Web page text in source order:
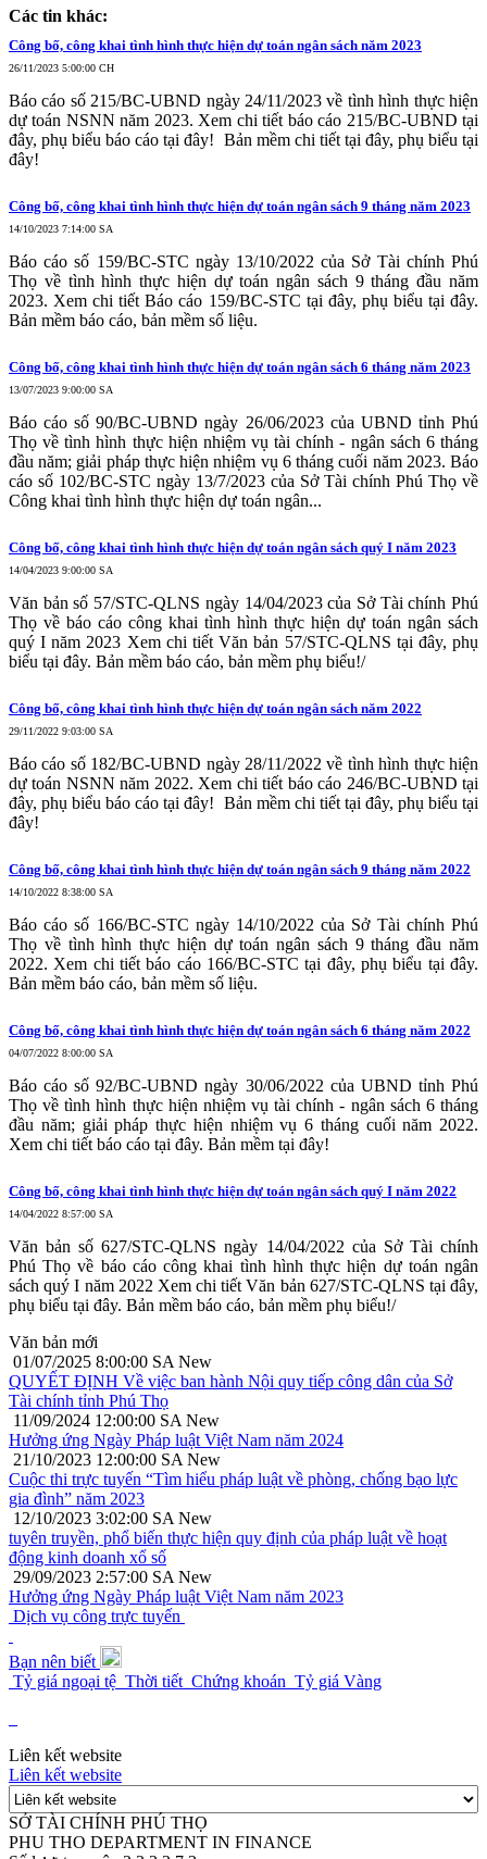
Các tin khác:
Công bố, công khai tình hình thực hiện dự toán ngân sách năm 2023
26/11/2023 5:00:00 CH
Báo cáo số 215/BC-UBND ngày 24/11/2023 về tình hình thực hiện
dự toán NSNN năm 2023. Xem chi tiết báo cáo 215/BC-UBND tại
đây, phụ biểu báo cáo tại đây! Bản mềm chi tiết tại đây, phụ biểu tại
đây!
Công bố, công khai tình hình thực hiện dự toán ngân sách 9 tháng năm 2023
14/10/2023 7:14:00 SA
Báo cáo số 159/BC-STC ngày 13/10/2022 của Sở Tài chính Phú
Thọ về tình hình thực hiện dự toán ngân sách 9 tháng đầu năm
2023. Xem chi tiết Báo cáo 159/BC-STC tại đây, phụ biểu tại đây.
Bản mềm báo cáo, bản mềm số liệu.
Công bố, công khai tình hình thực hiện dự toán ngân sách 6 tháng năm 2023
13/07/2023 9:00:00 SA
Báo cáo số 90/BC-UBND ngày 26/06/2023 của UBND tỉnh Phú
Thọ về tình hình thực hiện nhiệm vụ tài chính - ngân sách 6 tháng
đầu năm; giải pháp thực hiện nhiệm vụ 6 tháng cuối năm 2023. Báo
cáo số 102/BC-STC ngày 13/7/2023 của Sở Tài chính Phú Thọ về
Công khai tình hình thực hiện dự toán ngân...
Công bố, công khai tình hình thực hiện dự toán ngân sách quý I năm 2023
14/04/2023 9:00:00 SA
Văn bản số 57/STC-QLNS ngày 14/04/2023 của Sở Tài chính Phú
Thọ về báo cáo công khai tình hình thực hiện dự toán ngân sách
quý I năm 2023 Xem chi tiết Văn bản 57/STC-QLNS tại đây, phụ
biểu tại đây. Bản mềm báo cáo, bản mềm phụ biểu!/
Công bố, công khai tình hình thực hiện dự toán ngân sách năm 2022
29/11/2022 9:03:00 SA
Báo cáo số 182/BC-UBND ngày 28/11/2022 về tình hình thực hiện
dự toán NSNN năm 2022. Xem chi tiết báo cáo 246/BC-UBND tại
đây, phụ biểu báo cáo tại đây! Bản mềm chi tiết tại đây, phụ biểu tại
đây!
Công bố, công khai tình hình thực hiện dự toán ngân sách 9 tháng năm 2022
14/10/2022 8:38:00 SA
Báo cáo số 166/BC-STC ngày 14/10/2022 của Sở Tài chính Phú
Thọ về tình hình thực hiện dự toán ngân sách 9 tháng đầu năm
2022. Xem chi tiết báo cáo 166/BC-STC tại đây, phụ biểu tại đây.
Bản mềm báo cáo, bản mềm số liệu.
Công bố, công khai tình hình thực hiện dự toán ngân sách 6 tháng năm 2022
04/07/2022 8:00:00 SA
Báo cáo số 92/BC-UBND ngày 30/06/2022 của UBND tỉnh Phú
Thọ về tình hình thực hiện nhiệm vụ tài chính - ngân sách 6 tháng
đầu năm; giải pháp thực hiện nhiệm vụ 6 tháng cuối năm 2022.
Xem chi tiết báo cáo tại đây. Bản mềm tại đây!
Công bố, công khai tình hình thực hiện dự toán ngân sách quý I năm 2022
14/04/2022 8:57:00 SA
Văn bản số 627/STC-QLNS ngày 14/04/2022 của Sở Tài chính
Phú Thọ về báo cáo công khai tình hình thực hiện dự toán ngân
sách quý I năm 2022 Xem chi tiết Văn bản 627/STC-QLNS tại đây,
phụ biểu tại đây. Bản mềm báo cáo, bản mềm phụ biểu!/
Văn bản mới
01/07/2025 8:00:00 SA New
QUYẾT ĐỊNH Về việc ban hành Nội quy tiếp công dân của Sở
Tài chính tỉnh Phú Thọ
11/09/2024 12:00:00 SA New
Hưởng ứng Ngày Pháp luật Việt Nam năm 2024
21/10/2023 12:00:00 SA New
Cuộc thi trực tuyến “Tìm hiểu pháp luật về phòng, chống bạo lực
gia đình” năm 2023
12/10/2023 3:02:00 SA New
tuyên truyền, phổ biến thực hiện quy định của pháp luật về hoạt
động kinh doanh xổ số
29/09/2023 2:57:00 SA New
Hưởng ứng Ngày Pháp luật Việt Nam năm 2023
Dịch vụ công trực tuyến
Bạn nên biết
Tỷ giá ngoại tệ Thời tiết Chứng khoán Tỷ giá Vàng
Liên kết website
Liên kết website
SỞ TÀI CHÍNH PHÚ THỌ
PHU THO DEPARTMENT IN FINANCE